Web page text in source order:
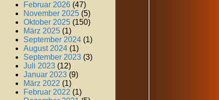
Februar 2026 (47)
November 2025 (5)
Oktober 2025 (150)
März 2025 (1)
September 2024 (1)
August 2024 (1)
September 2023 (3)
Juli 2023 (12)
Januar 2023 (9)
März 2022 (1)
Februar 2022 (1)